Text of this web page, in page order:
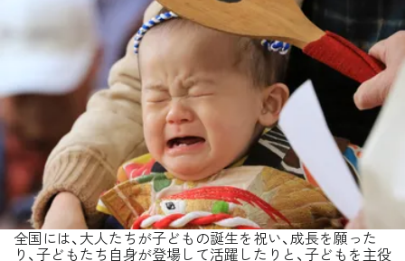
全国には、大人たちが子どもの誕生を祝い、成長を願った
り、子どもたち自身が登場して活躍したりと、子どもを主役